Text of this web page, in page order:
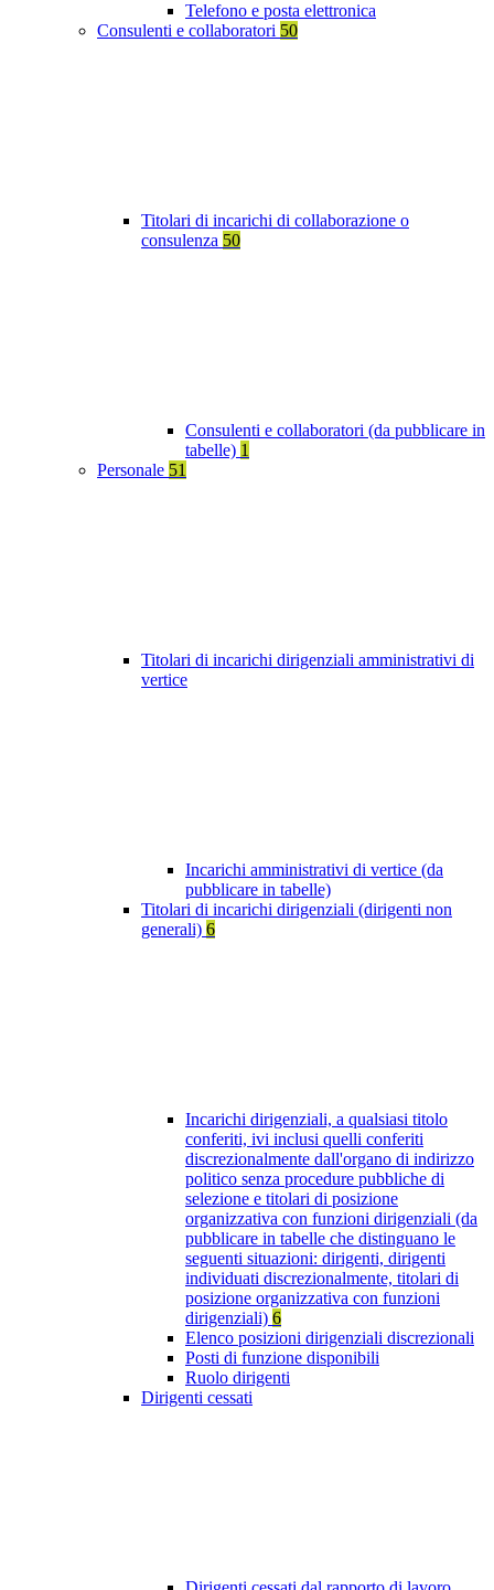
Telefono e posta elettronica
Consulenti e collaboratori 50
Titolari di incarichi di collaborazione o
consulenza 50
Consulenti e collaboratori (da pubblicare in
tabelle) 1
Personale 51
Titolari di incarichi dirigenziali amministrativi di
vertice
Incarichi amministrativi di vertice (da
pubblicare in tabelle)
Titolari di incarichi dirigenziali (dirigenti non
generali) 6
Incarichi dirigenziali, a qualsiasi titolo
conferiti, ivi inclusi quelli conferiti
discrezionalmente dall'organo di indirizzo
politico senza procedure pubbliche di
selezione e titolari di posizione
organizzativa con funzioni dirigenziali (da
pubblicare in tabelle che distinguano le
seguenti situazioni: dirigenti, dirigenti
individuati discrezionalmente, titolari di
posizione organizzativa con funzioni
dirigenziali) 6
Elenco posizioni dirigenziali discrezionali
Posti di funzione disponibili
Ruolo dirigenti
Dirigenti cessati